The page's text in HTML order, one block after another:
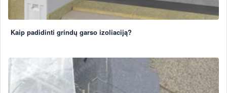
Kaip padidinti grindų garso izoliaciją?